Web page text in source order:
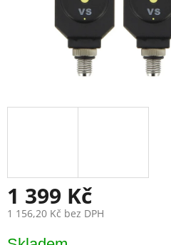
1 399 Kč
1 156,20 Kč bez DPH